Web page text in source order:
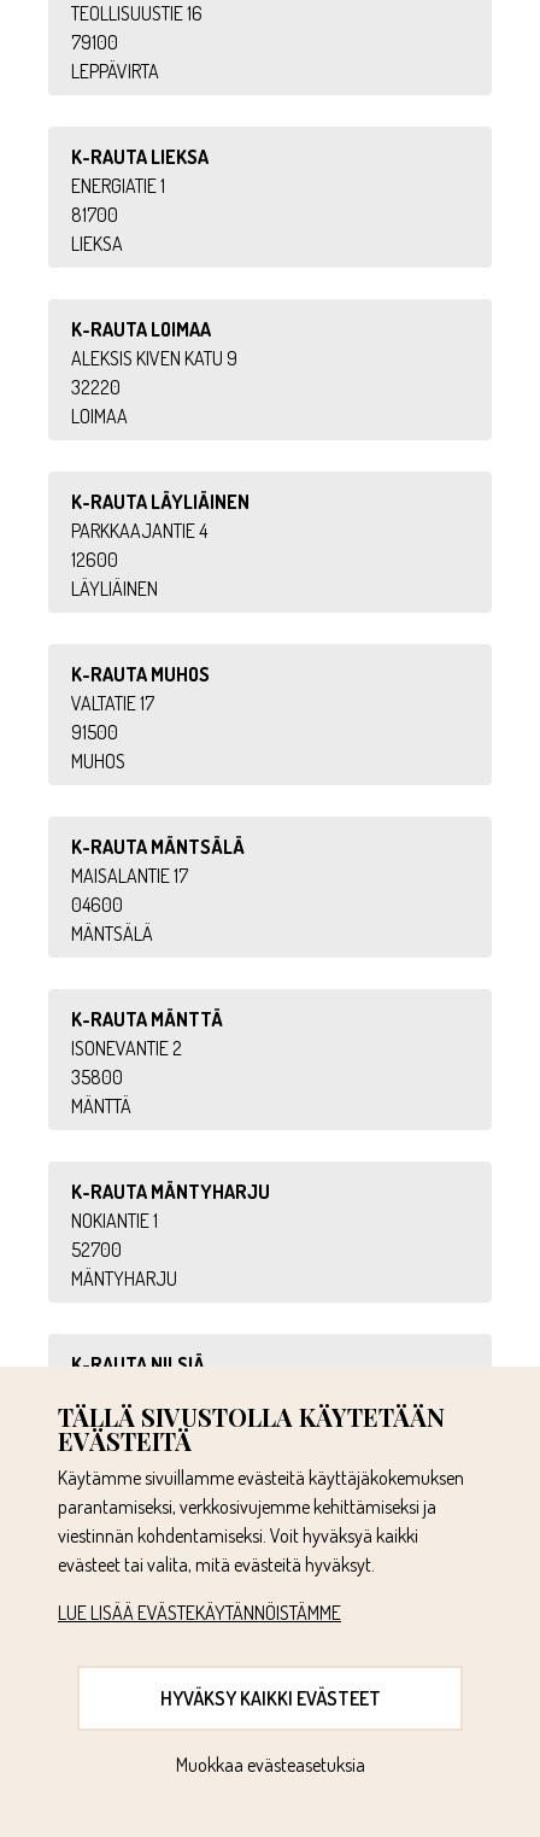
TEOLLISUUSTIE 16
79100
LEPPÄVIRTA
K-RAUTA LIEKSA
ENERGIATIE 1
81700
LIEKSA
K-RAUTA LOIMAA
ALEKSIS KIVEN KATU 9
32220
LOIMAA
K-RAUTA LÄYLIÄINEN
PARKKAAJANTIE 4
12600
LÄYLIÄINEN
K-RAUTA MUHOS
VALTATIE 17
91500
MUHOS
K-RAUTA MÄNTSÄLÄ
MAISALANTIE 17
04600
MÄNTSÄLÄ
K-RAUTA MÄNTTÄ
ISONEVANTIE 2
35800
MÄNTTÄ
K-RAUTA MÄNTYHARJU
NOKIANTIE 1
52700
MÄNTYHARJU
K-RAUTA NILSIÄ
73300
NILSIÄ
K-RAUTA NIVALA
HANKETIE 4
NIVALA
K-RAUTA NOKIA
TÄLLÄ SIVUSTOLLA KÄYTETÄÄN
EVÄSTEITÄ
Käytämme sivuillamme evästeitä käyttäjäkokemuksen
parantamiseksi, verkkosivujemme kehittämiseksi ja
viestinnän kohdentamiseksi. Voit hyväksyä kaikki
evästeet tai valita, mitä evästeitä hyväksyt.
LUE LISÄÄ EVÄSTEKÄYTÄNNÖISTÄMME
HYVÄKSY KAIKKI EVÄSTEET
Muokkaa evästeasetuksia